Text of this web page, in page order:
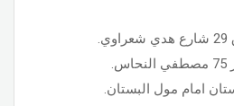
امام مول البستان.